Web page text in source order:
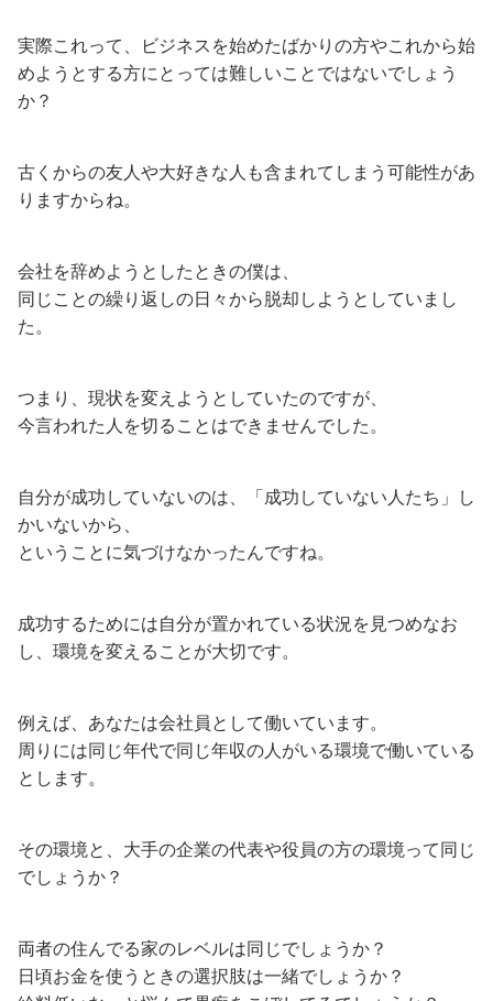
実際これって、ビジネスを始めたばかりの方やこれから始
めようとする方にとっては難しいことではないでしょう
か？
古くからの友人や大好きな人も含まれてしまう可能性があ
りますからね。
会社を辞めようとしたときの僕は、
同じことの繰り返しの日々から脱却しようとしていまし
た。
つまり、現状を変えようとしていたのですが、
今言われた人を切ることはできませんでした。
自分が成功していないのは、「成功していない人たち」し
かいないから、
ということに気づけなかったんですね。
成功するためには自分が置かれている状況を見つめなお
し、環境を変えることが大切です。
例えば、あなたは会社員として働いています。
周りには同じ年代で同じ年収の人がいる環境で働いている
とします。
その環境と、大手の企業の代表や役員の方の環境って同じ
でしょうか？
両者の住んでる家のレベルは同じでしょうか？
日頃お金を使うときの選択肢は一緒でしょうか？